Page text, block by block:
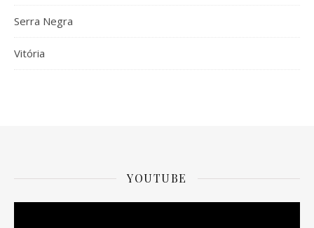
Serra Negra
Vitória
YOUTUBE